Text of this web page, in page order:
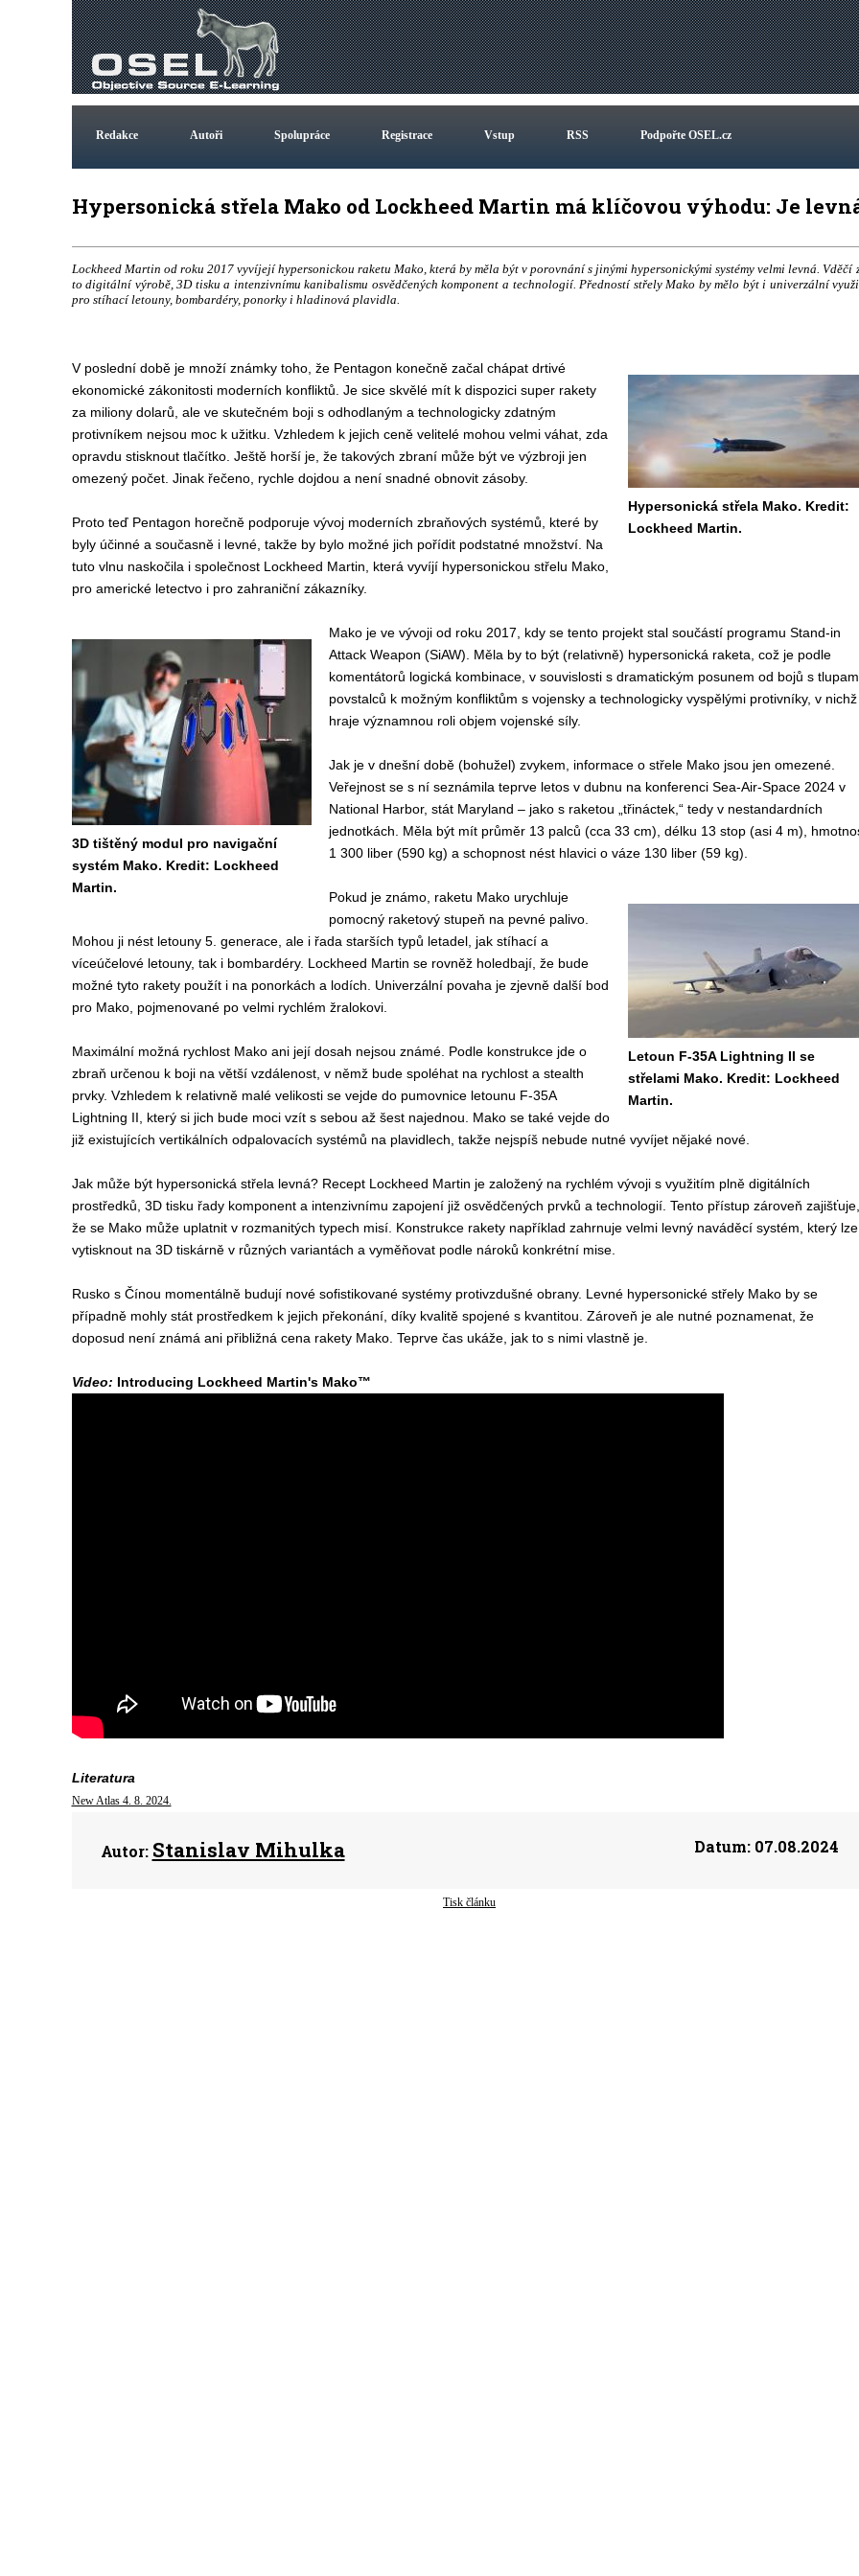
Redakce Autoři Spolupráce Registrace Vstup RSS Podpořte OSEL.cz
Hypersonická střela Mako od Lockheed Martin má klíčovou výhodu: Je
Lockheed Martin od roku 2017 vyvíjejí hypersonickou raketu Mako, která by měla být v porovnání s jinými hypersonickými systémy velmi levná. Vděčí
to digitální výrobě, 3D tisku a intenzivnímu kanibalismu osvědčených komponent a technologií. Předností střely Mako by mělo být i univerzální
pro stíhací letouny, bombardéry, ponorky i hladinová plavidla.
Hypersonická střela Mako. Kredit:
Lockheed Martin.
V poslední době je množí známky toho, že Pentagon konečně začal chápat drtivé
ekonomické zákonitosti moderních konfliktů. Je sice skvělé mít k dispozici super rakety
za miliony dolarů, ale ve skutečném boji s odhodlaným a technologicky zdatným
protivníkem nejsou moc k užitku. Vzhledem k jejich ceně velitelé mohou velmi váhat, zda
opravdu stisknout tlačítko. Ještě horší je, že takových zbraní může být ve výzbroji jen
omezený počet. Jinak řečeno, rychle dojdou a není snadné obnovit zásoby.
Proto teď Pentagon horečně podporuje vývoj moderních zbraňových systémů, které by
byly účinné a současně i levné, takže by bylo možné jich pořídit podstatné množství. Na
tuto vlnu naskočila i společnost Lockheed Martin, která vyvíjí hypersonickou střelu Mako,
pro americké letectvo i pro zahraniční zákazníky.
3D tištěný modul pro navigační
systém Mako. Kredit: Lockheed
Martin.
Mako je ve vývoji od roku 2017, kdy se tento projekt stal součástí programu Stand-in
Attack Weapon (SiAW). Měla by to být (relativně) hypersonická raketa, což je podle
komentátorů logická kombinace, v souvislosti s dramatickým posunem od bojů s
povstalců k možným konfliktům s vojensky a technologicky vyspělými protivníky, v nichž
hraje významnou roli objem vojenské síly.
Jak je v dnešní době (bohužel) zvykem, informace o střele Mako jsou jen omezené.
Veřejnost se s ní seznámila teprve letos v dubnu na konferenci Sea-Air-Space 2024 v
National Harbor, stát Maryland – jako s raketou „třináctek,“ tedy v nestandardních
jednotkách. Měla být mít průměr 13 palců (cca 33 cm), délku 13 stop (asi 4 m),
1 300 liber (590 kg) a schopnost nést hlavici o váze 130 liber (59 kg).
Letoun F-35A Lightning II se
střelami Mako. Kredit: Lockheed
Martin.
Pokud je známo, raketu Mako urychluje
pomocný raketový stupeň na pevné palivo.
Mohou ji nést letouny 5. generace, ale i řada starších typů letadel, jak stíhací a
víceúčelové letouny, tak i bombardéry. Lockheed Martin se rovněž holedbají, že bude
možné tyto rakety použít i na ponorkách a lodích. Univerzální povaha je zjevně další bod
pro Mako, pojmenované po velmi rychlém žralokovi.
Maximální možná rychlost Mako ani její dosah nejsou známé. Podle konstrukce jde o
zbraň určenou k boji na větší vzdálenost, v němž bude spoléhat na rychlost a stealth
prvky. Vzhledem k relativně malé velikosti se vejde do pumovnice letounu F-35A
Lightning II, který si jich bude moci vzít s sebou až šest najednou. Mako se také vejde do
již existujících vertikálních odpalovacích systémů na plavidlech, takže nejspíš nebude nutné vyvíjet nějaké nové.
Jak může být hypersonická střela levná? Recept Lockheed Martin je založený na rychlém vývoji s využitím plně digitálních
prostředků, 3D tisku řady komponent a intenzivnímu zapojení již osvědčených prvků a technologií. Tento přístup zároveň zajišťuje,
že se Mako může uplatnit v rozmanitých typech misí. Konstrukce rakety například zahrnuje velmi levný naváděcí systém, který lze
vytisknout na 3D tiskárně v různých variantách a vyměňovat podle nároků konkrétní mise.
Rusko s Čínou momentálně budují nové sofistikované systémy protivzdušné obrany. Levné hypersonické střely Mako by se
případně mohly stát prostředkem k jejich překonání, díky kvalitě spojené s kvantitou. Zároveň je ale nutné poznamenat, že
doposud není známá ani přibližná cena rakety Mako. Teprve čas ukáže, jak to s nimi vlastně je.
Video: Introducing Lockheed Martin's Mako™
Literatura
New Atlas 4. 8. 2024.
Autor: Stanislav Mihulka Datum:07.08.2024
Tisk článku